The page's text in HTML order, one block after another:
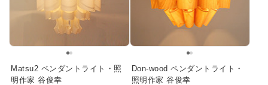
Matsu2 ペンダントライト・照
明作家 谷俊幸
Don-wood ペンダントライト・
照明作家 谷俊幸